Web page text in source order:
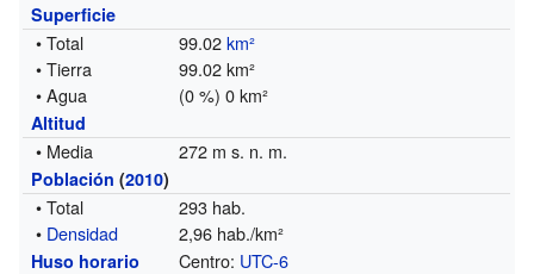
Superficie
• Total 99.02km²
• Tierra
99.02 km²
• Agua
(0 %) 0 km²
Altitud
• Media 272 m s. n. m.
Población (2010)
• Total
293 hab.
• Densidad 2,96 hab./km²
Huso horario Centro: UTC-6